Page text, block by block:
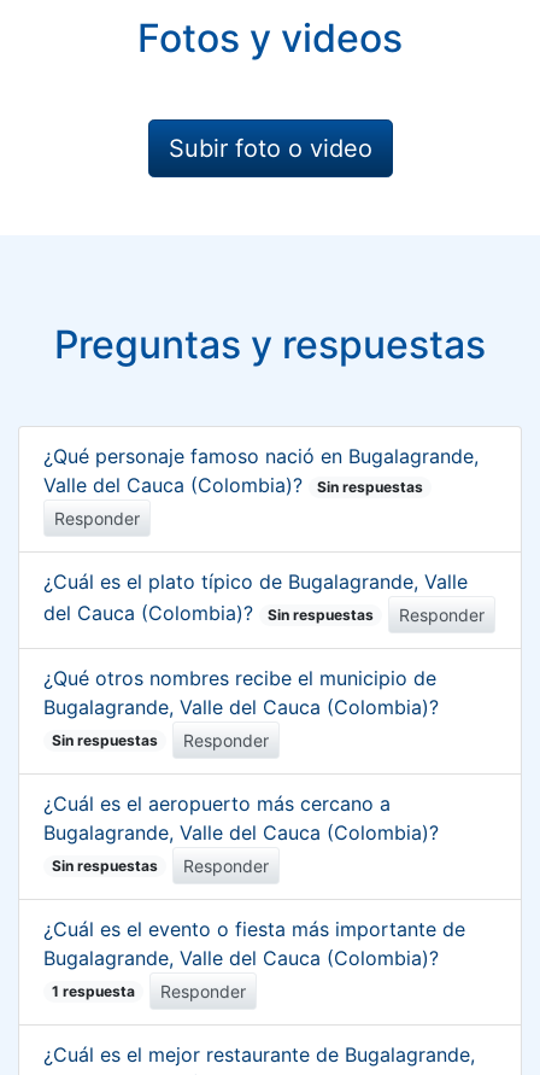
Fotos y videos
Subir foto o video
Preguntas y respuestas
¿Qué personaje famoso nació en Bugalagrande,
Valle del Cauca (Colombia)?
Sin respuestas
Responder
¿Cuál es el plato típico de Bugalagrande, Valle
del Cauca (Colombia)?
Sin respuestas Responder
¿Qué otros nombres recibe el municipio de
Bugalagrande, Valle del Cauca (Colombia)?
Sin respuestas Responder
¿Cuál es el aeropuerto más cercano a
Bugalagrande, Valle del Cauca (Colombia)?
Sin respuestas Responder
¿Cuál es el evento o fiesta más importante de
Bugalagrande, Valle del Cauca (Colombia)?
1 respuesta Responder
¿Cuál es el mejor restaurante de Bugalagrande,